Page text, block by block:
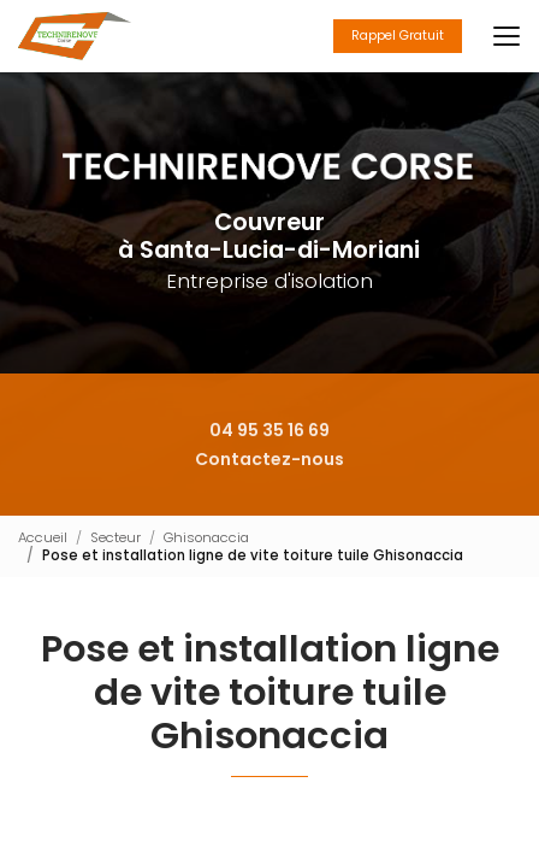
au
contenu
principal
Rappel Gratuit
Couvreur
à Santa-Lucia-di-Moriani
Entreprise d'isolation
04 95 35 16 69
Contactez-nous
Accueil Secteur
Ghisonaccia
Pose et installation ligne de vite toiture tuile Ghisonaccia
Pose et installation ligne
de vite toiture tuile
Ghisonaccia